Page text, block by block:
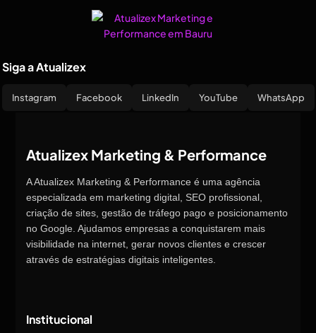
Siga a Atualizex
Instagram Facebook LinkedIn YouTube WhatsApp
Atualizex Marketing & Performance
A Atualizex Marketing & Performance é uma agência
especializada em marketing digital, SEO profissional,
criação de sites, gestão de tráfego pago e posicionamento
no Google. Ajudamos empresas a conquistarem mais
visibilidade na internet, gerar novos clientes e crescer
através de estratégias digitais inteligentes.
Institucional